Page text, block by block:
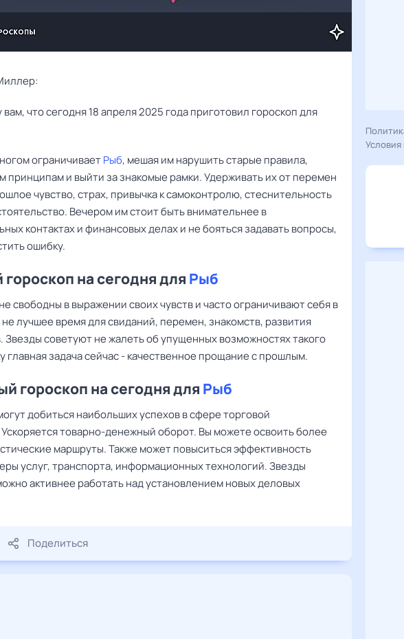
ограничиваетРыб, мешая им нарушить старые правила,
принципам и выйти за знакомые рамки. Удерживать их от перемен
чувство, страх, привычка к самоконтролю, стеснительность
Вечером им стоит быть внимательнее в
контактах и финансовых делах и не бояться задавать вопросы,
ошибку.
на сегодня для Рыб
не свободны в выражении своих чувств и часто ограничивают себя в
лучшее время для свиданий, перемен, знакомств, развития
Звезды советуют не жалеть об упущенных возможностях такого
главная задача сейчас - качественное прощание с прошлым.
гороскоп на сегодня для Рыб
добиться наибольших успехов в сфере торговой
товарно-денежный оборот. Вы можете освоить более
маршруты. Также может повыситься эффективность
услуг, транспорта, информационных технологий. Звезды
активнее работать над установлением новых деловых
Поделиться